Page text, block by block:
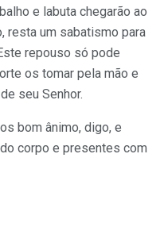
e labuta chegarão ao
resta um sabatismo para
repouso só pode
os tomar pela mão e
seu Senhor.
bom ânimo, digo, e
corpo e presentes com